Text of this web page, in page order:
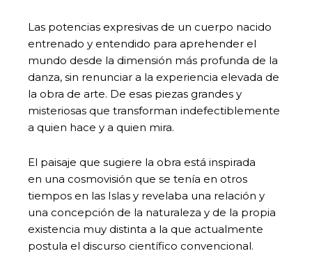
Las potencias expresivas de un cuerpo nacido
entrenado y entendido para aprehender el
mundo desde la dimensión más profunda de la
danza, sin renunciar a la experiencia elevada de
la obra de arte. De esas piezas grandes y
misteriosas que transforman indefectiblemente
a quien hace y a quien mira.
El paisaje que sugiere la obra está inspirada
en una cosmovisión que se tenía en otros
tiempos en las Islas y revelaba una relación y
una concepción de la naturaleza y de la propia
existencia muy distinta a la que actualmente
postula el discurso científico convencional.